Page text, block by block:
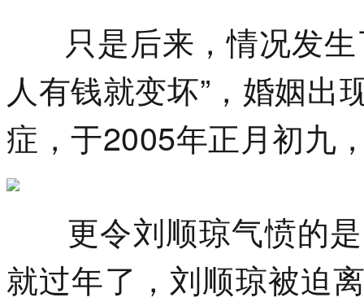
只是后来，情况发生
人有钱就变坏”，婚姻出
症，于2005年正月初九
更令刘顺琼气愤的是
就过年了，刘顺琼被迫